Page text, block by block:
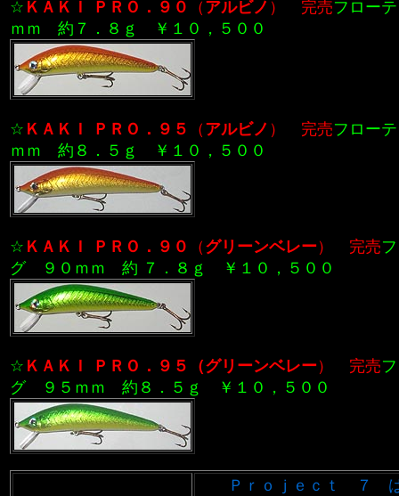
☆ ＫＡＫＩ ＰＲＯ．９０ （ アルビノ ） 完売フロー
ｍｍ 約７．８ｇ ￥１０，５００
☆ ＫＡＫＩ ＰＲＯ．９５ （ アルビノ ） 完売フロー
ｍｍ 約８．５ｇ ￥１０，５００
☆ ＫＡＫＩ ＰＲＯ．９０ （ グリーンベレー） 完売
グ ９０ｍｍ 約 ７．８ｇ ￥１０，５００
☆ ＫＡＫＩ ＰＲＯ．９５ （グリーンベレー） 完売
グ ９５ｍｍ 約８．５ｇ ￥１０，５００
Ｐｒｏｊｅｃｔ ７